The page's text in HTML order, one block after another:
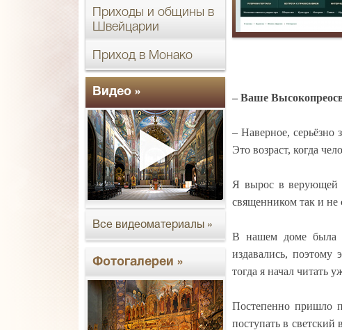
Приходы и общины в
Швейцарии
Приход в Монако
Видео »
Все видеоматериалы »
Фотогалереи »
– Ваше
– Наверное, серьёзно
Это возраст, когда
Я вырос в верующей
священником так и не
В нашем доме была
издавались,
тогда я начал читать
Постепенно пришло
поступать в